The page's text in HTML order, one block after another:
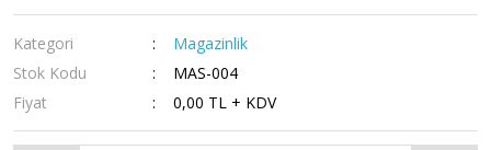
Kategori
Magazinlik
Stok Kodu
MAS-004
Fiyat
0,00 TL + KDV